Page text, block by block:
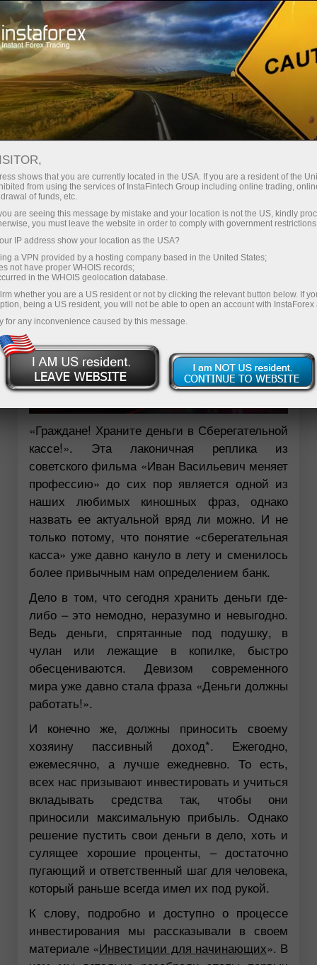
Начинающим
Инвестиции в недвижимость
30.03.2024 01:41
Инвестиции в недвижимость
«Граждане! Храните деньги в Сберегательной
кассе!». Эта лаконичная реплика из
советского фильма «Иван Васильевич меняет
профессию» до сих пор является одной из
наших любимых киношных фраз, однако
назвать ее актуальной вряд ли можно. И не
только потому, что понятие «сберегательная
касса» уже давно кануло в лету и сменилось
более привычным нам определением банк.
Дело в том, что сегодня хранить деньги где-
либо – это немодно, неразумно и невыгодно.
Ведь деньги, спрятанные под подушку, в
чулан или лежащие в копилке, быстро
обесцениваются. Девизом современного
мира уже давно стала фраза «Деньги должны
работать!».
И конечно же, должны приносить своему
хозяину пассивный доход*. Ежегодно,
ежемесячно, а лучше ежедневно. То есть,
всех нас призывают инвестировать и учиться
вкладывать средства так, чтобы они
приносили максимальную прибыль. Однако
решение пустить свои деньги в дело, хоть и
сулящее хорошие проценты, – достаточно
пугающий и ответственный шаг для человека,
который раньше всегда имел их под рукой.
К слову, подробно и доступно о процессе
инвестирования мы рассказывали в своем
материале «Инвестиции для начинающих». В
shows that you are currently located in the USA. If you are a resident of the
from using the services of InstaFintech Group including online trading,
of funds, etc.
are seeing this message by mistake and your location is not the US, kindly
you must leave the website in order to comply with government
IP address show your location as the USA?
a VPN provided by a hosting company based in the United States;
not have proper WHOIS records;
in the WHOIS geolocation database.
whether you are a US resident or not by clicking the relevant button below. If
being a US resident, you will not be able to open an account with InstaForex
for any inconvenience caused by this message.